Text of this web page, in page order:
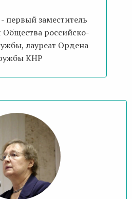
первый заместитель
Общества российско-
лауреат Ордена
КНР